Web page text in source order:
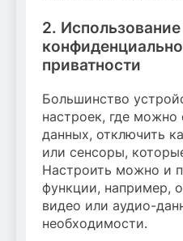
2.
приватности
Большинство
настроек, где можно
данных, отключить
или сенсоры,
Настроить можно и
функции, например,
видео или аудио-
необходимости.